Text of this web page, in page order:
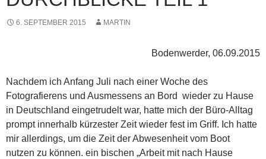
6. SEPTEMBER 2015 MARTIN
Bodenwerder, 06.09.2015
Nachdem ich Anfang Juli nach einer Woche des
Fotografierens und Ausmessens an Bord wieder zu Hause
in Deutschland eingetrudelt war, hatte mich der Büro-Alltag
prompt innerhalb kürzester Zeit wieder fest im Griff. Ich hatte
mir allerdings, um die Zeit der Abwesenheit vom Boot
nutzen zu können. ein bischen „Arbeit mit nach Hause